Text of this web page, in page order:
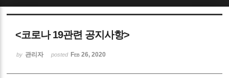
<코로나 19관련 공지사항>
by 관리자 posted Feb 26, 2020
Sketchbook5, 스케치북5